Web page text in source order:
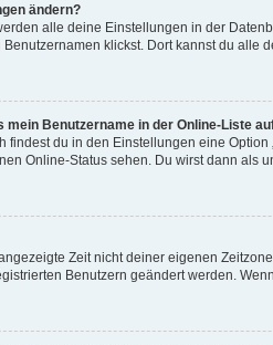
ändern?
alle deine Einstellungen in der
klickst. Dort kannst du alle
mein Benutzername in der Online-Liste
findest du in den Einstellungen eine
Online-Status sehen. Du wirst dann als
Zeit nicht deiner eigenen
Benutzern geändert werden.